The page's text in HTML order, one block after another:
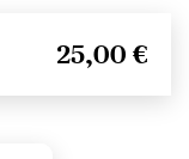
25,00 €